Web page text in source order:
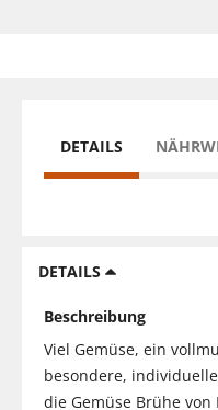
DETAILS
DETAILS
Beschreibung
Viel Gemüse, ein
besondere,
die Gemüse Brühe